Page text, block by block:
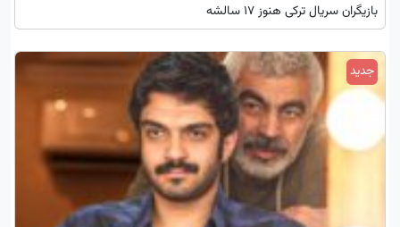
بازیگران سریال ترکی هنوز ۱۷ سالشه
جدید